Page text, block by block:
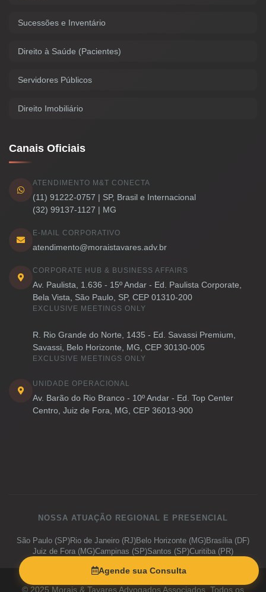
Agende sua Consulta
Sucessões e Inventário
Direito à Saúde (Pacientes)
Servidores Públicos
Direito Imobiliário
Canais Oficiais
ATENDIMENTO M&T CONECTA
(11) 91222-0757 | SP, Brasil e Internacional
(32) 99137-1127 | MG
E-MAIL CORPORATIVO
atendimento@moraistavares.adv.br
CORPORATE HUB & BUSINESS AFFAIRS
Av. Paulista, 1.636 - 15º Andar - Ed. Paulista Corporate,
Bela Vista, São Paulo, SP, CEP 01310-200
EXCLUSIVE MEETINGS ONLY
R. Rio Grande do Norte, 1435 - Ed. Savassi Premium,
Savassi, Belo Horizonte, MG, CEP 30130-005
EXCLUSIVE MEETINGS ONLY
UNIDADE OPERACIONAL
Av. Barão do Rio Branco - 10º Andar - Ed. Top Center
Centro, Juiz de Fora, MG, CEP 36013-900
NOSSA ATUAÇÃO REGIONAL E PRESENCIAL
São Paulo (SP)Rio de Janeiro (RJ)Belo Horizonte (MG)Brasília (DF)
Juiz de Fora (MG)Campinas (SP)Santos (SP)Curitiba (PR)
© 2025 Morais & Tavares Advogados Associados. Todos os